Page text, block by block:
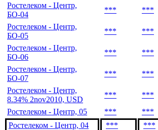
Ростелеком - Центр,
БО-04
*** ***
Ростелеком - Центр,
БО-05
*** ***
Ростелеком - Центр,
БО-06
*** ***
Ростелеком - Центр,
БО-07
*** ***
Ростелеком - Центр,
8.34% 2nov2010, USD
*** ***
Ростелеком - Центр, 05
*** ***
Ростелеком - Центр, 04
*** ***